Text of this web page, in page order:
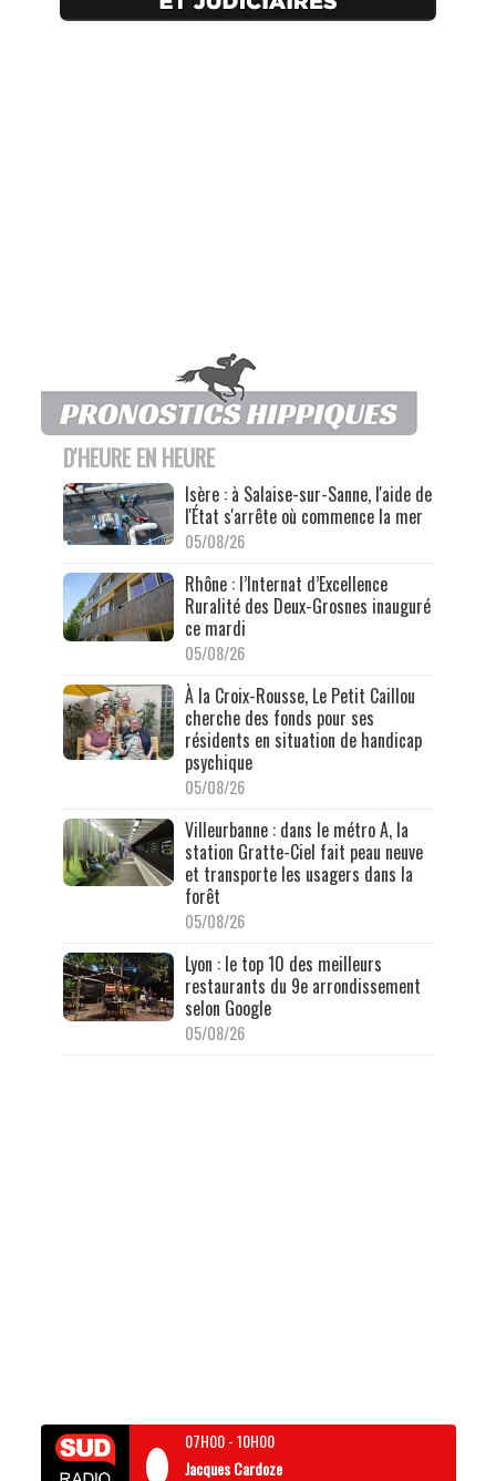
D'HEURE EN HEURE
Isère : à Salaise-sur-Sanne, l'aide de
l'État s'arrête où commence la mer
05/08/26
Rhône : l’Internat d’Excellence
Ruralité des Deux-Grosnes inauguré
ce mardi
05/08/26
À la Croix-Rousse, Le Petit Caillou
cherche des fonds pour ses
résidents en situation de handicap
psychique
05/08/26
Villeurbanne : dans le métro A, la
station Gratte-Ciel fait peau neuve
et transporte les usagers dans la
forêt
05/08/26
Lyon : le top 10 des meilleurs
restaurants du 9e arrondissement
selon Google
05/08/26
07H00-10H00
Jacques Cardoze